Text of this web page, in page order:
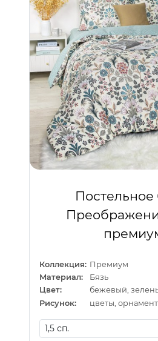
Постельное
Коллекция: Премиум
Материал:
Бязь
Цвет:
бежевый,
Рисунок:
цветы, орнамент